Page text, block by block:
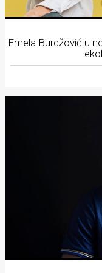
Emela Burdžović u